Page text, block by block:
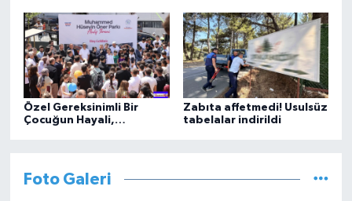
Özel Gereksinimli Bir
Çocuğun Hayali,
Zabıta affetmedi! Usulsüz
tabelalar indirildi
Foto Galeri